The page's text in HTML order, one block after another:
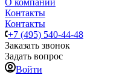
О компании
Контакты
Контакты
+7 (495) 540-44-48
Заказать звонок
Задать вопрос
Войти